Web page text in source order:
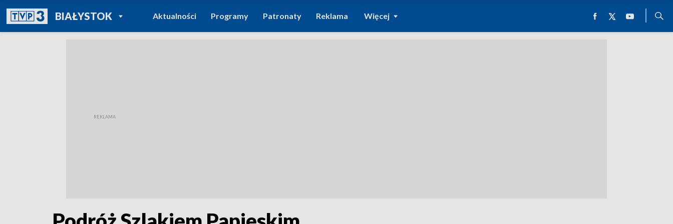
BIAŁYSTOKPOWRÓT DO
TVP REGIONY
Aktualności Programy Patronaty Reklama Więcej